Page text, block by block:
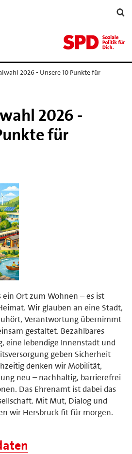
2026 - Unsere 10 Punkte für
2026 -
für
ein Ort zum Wohnen – es ist
Wir glauben an eine Stadt,
Verantwortung übernimmt
gestaltet. Bezahlbares
eine lebendige Innenstadt und
geben Sicherheit
denken wir Mobilität,
neu – nachhaltig, barrierefrei
Das Ehrenamt ist dabei das
Mit Mut, Dialog und
wir Hersbruck fit für morgen.